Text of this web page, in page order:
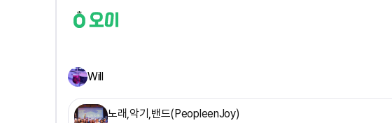
Will
노래,악기,밴드(PeopleenJoy)